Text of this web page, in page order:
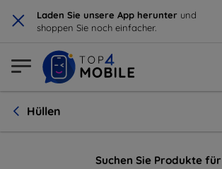
× Laden Sie unsere App herunter und
shoppen Sie noch einfacher.
Hüllen
Suchen Sie Produkte für